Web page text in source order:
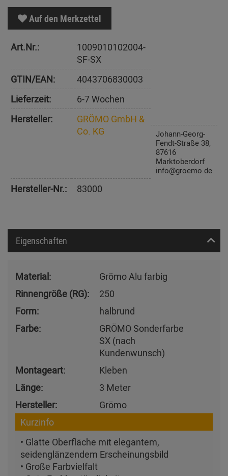
Auf den Merkzettel
Art.Nr.:
1009010102004-
SF-SX
GTIN/EAN:
4043706830003
Lieferzeit:
6-7 Wochen
Hersteller:
GRÖMO GmbH &
Co. KG
Johann-Georg-
Fendt-Straße 38,
87616
Marktoberdorf
info@groemo.de
Hersteller-Nr.: 83000
Eigenschaften
Material:
Grömo Alu farbig
Rinnengröße (RG):
250
Form:
halbrund
Farbe:
GRÖMO Sonderfarbe
SX (nach
Kundenwunsch)
Montageart:
Kleben
Länge:
3 Meter
Hersteller:
Grömo
Kurzinfo
• Glatte Oberfläche mit elegantem,
seidenglänzendem Erscheinungsbild
• Große Farbvielfalt